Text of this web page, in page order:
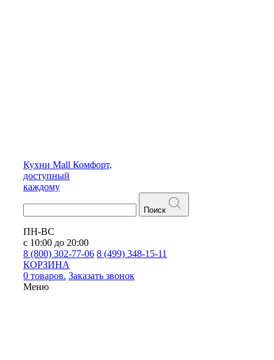
Кухни Mall Комфорт,
доступный
каждому
Поиск
ПН-ВС
с 10:00 до 20:00
8 (800) 302-77-06 8 (499) 348-15-11
КОРЗИНА
0 товаров. Заказать звонок
Меню